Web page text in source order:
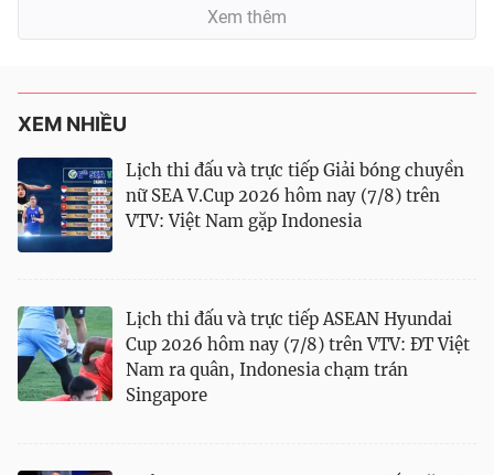
Xem thêm
XEM NHIỀU
Lịch thi đấu và trực tiếp Giải bóng chuyền
nữ SEA V.Cup 2026 hôm nay (7/8) trên
VTV: Việt Nam gặp Indonesia
Lịch thi đấu và trực tiếp ASEAN Hyundai
Cup 2026 hôm nay (7/8) trên VTV: ĐT Việt
Nam ra quân, Indonesia chạm trán
Singapore